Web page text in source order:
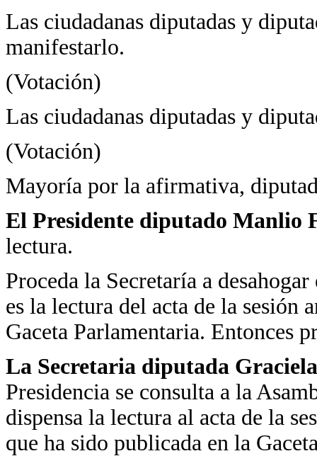
Las ciudadanas diputadas y
manifestarlo.
(Votación)
Las ciudadanas diputadas y
(Votación)
Mayoría por la afirmativa,
El Presidente diputado Manlio
lectura.
Proceda la Secretaría a
es la lectura del acta de la sesión
Gaceta Parlamentaria. Entonces
La Secretaria diputada
Presidencia se consulta a la
dispensa la lectura al acta de la
que ha sido publicada en la